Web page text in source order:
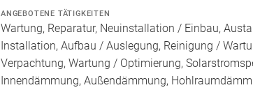
ANGEBOTENE TÄTIGKEITEN
Wartung, Reparatur, Neuinstallation / Einbau,
Installation, Aufbau / Auslegung, Reinigung /
Verpachtung, Wartung / Optimierung,
Innendämmung, Außendämmung,